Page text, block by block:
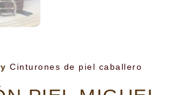
Cinturones de piel caballero